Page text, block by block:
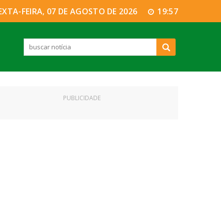
FEIRA, 07 DE AGOSTO DE 2026 19:57
PUBLICIDADE